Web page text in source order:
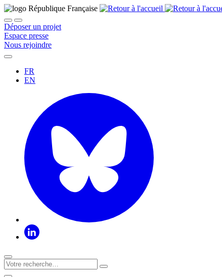
Déposer un projet
Espace presse
Nous rejoindre
FR
EN